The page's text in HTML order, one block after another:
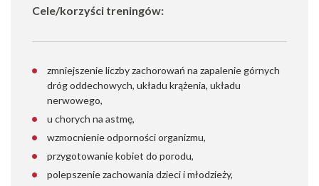
Cele/korzyści treningów:
zmniejszenie liczby zachorowań na zapalenie górnych
dróg oddechowych, układu krążenia, układu
nerwowego,
u chorych na astmę,
wzmocnienie odporności organizmu,
przygotowanie kobiet do porodu,
polepszenie zachowania dzieci i młodzieży,